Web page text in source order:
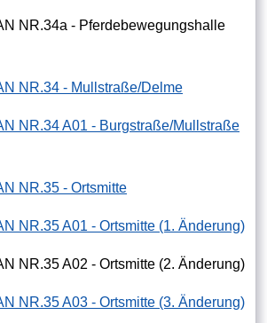
NR.34a - Pferdebewegungshalle
NR.34 - Mullstraße/Delme
NR.34 A01 - Burgstraße/Mullstraße
NR.35 - Ortsmitte
NR.35 A01 - Ortsmitte (1. Änderung)
NR.35 A02 - Ortsmitte (2. Änderung)
NR.35 A03 - Ortsmitte (3. Änderung)